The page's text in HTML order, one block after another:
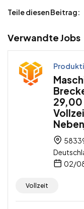
Teile diesen Beitrag:
Verwandte Jobs
29,00
02/
Vollzeit